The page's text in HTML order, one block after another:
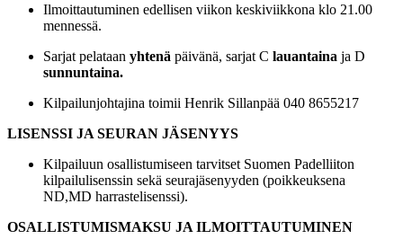
Ilmoittautuminen edellisen viikon keskiviikkona klo 21.00
mennessä.
Sarjat pelataan yhtenä päivänä, sarjat C lauantaina ja D
sunnuntaina.
Kilpailunjohtajina toimii Henrik Sillanpää 040 8655217
LISENSSI JA SEURAN JÄSENYYS
Kilpailuun osallistumiseen tarvitset Suomen Padelliiton
kilpailulisenssin sekä seurajäsenyyden (poikkeuksena
ND,MD harrastelisenssi).
OSALLISTUMISMAKSU JA ILMOITTAUTUMINEN